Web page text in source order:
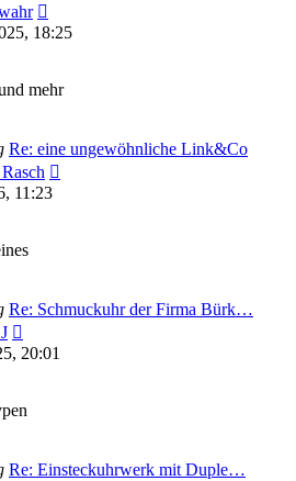
Beitrag
18:25
mehr
Re: eine ungewöhnliche Link&Co
11:23
Re: Schmuckuhr der Firma Bürk…
Beitrag
20:01
Re: Einsteckuhrwerk mit Duple…